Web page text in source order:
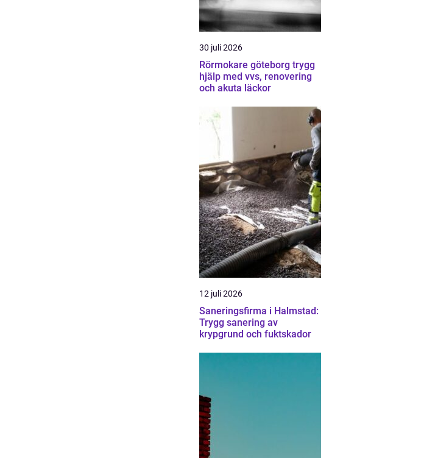
30 juli 2026
Rörmokare göteborg trygg
hjälp med vvs, renovering
och akuta läckor
12 juli 2026
Saneringsfirma i Halmstad:
Trygg sanering av
krypgrund och fuktskador